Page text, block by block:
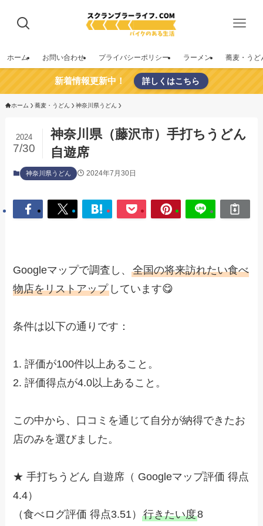
ホーム お問い合わせ プライバシーポリシー ラーメン 蕎麦・うど
新着情報更新中！ 詳しくはこちら
ホーム 蕎麦・うどん 神奈川県うどん
神奈川県（藤沢市）手打ちうどん
自遊席
2024
7/30
神奈川県うどん 2024年7月30日
Googleマップで調査し、全国の将来訪れたい食べ
物店をリストアップ しています😋
条件は以下の通りです：
1. 評価が100件以上あること。
2. 評価得点が4.0以上あること。
この中から、口コミを通じて自分が納得できたお
店のみを選びました。
★ 手打ちうどん 自遊席（ Googleマップ評価 得点
4.4）
（食べログ評価 得点3.51）行きたい度8